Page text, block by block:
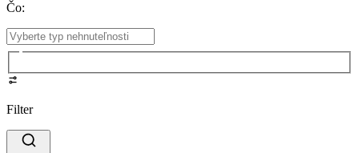
Čo:
Filter